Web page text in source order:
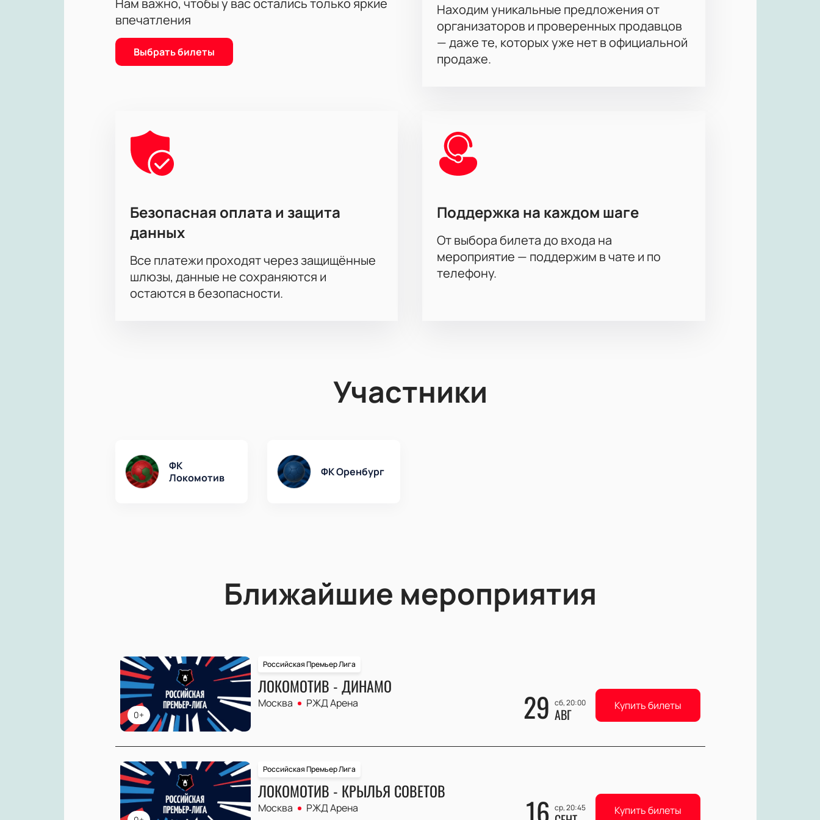
Доступны VIP-ложи и места у поля.
Позвоните менеджеру для заказа билетов по телефону.
впечатления
Выбрать билеты
Находим уникальные предложения от
организаторов и проверенных продавцов
— даже те, которых уже нет в официальной
продаже.
Безопасная оплата и защита
данных
Все платежи проходят через защищённые
шлюзы, данные не сохраняются и
остаются в безопасности.
Поддержка на каждом шаге
От выбора билета до входа на
мероприятие — поддержим в чате и по
телефону.
Участники
ФК
Локомотив
ФК Оренбург
Ближайшие мероприятия
0+
Российская Премьер Лига
ЛОКОМОТИВ - ДИНАМО
Москва РЖД Арена 29 сб, 20:00
АВГ Купить билеты
Российская Премьер Лига
ЛОКОМОТИВ - КРЫЛЬЯ СОВЕТОВ
Москва РЖД Арена 16 ср, 20:45 Купить билеты